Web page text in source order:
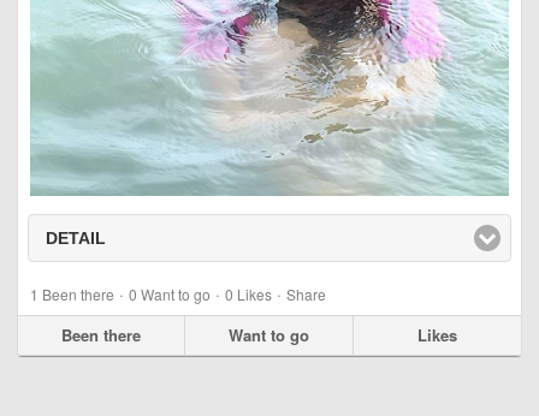
DETAIL
1 Been there · 0 Want to go · 0 Likes · Share
Been there Want to go Likes